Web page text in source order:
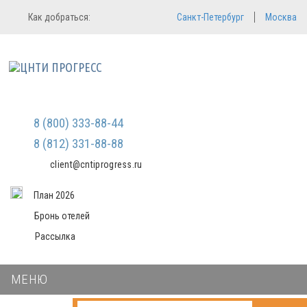
Регистрация
Мы не передаем ваши данные
третьим лицам и не рассылаем
Вход в систему
Как добраться: Санкт-Петербург Москва
8 (800) 333-88-44
8 (812) 331-88-88
client@cntiprogress.ru
План 2026
Бронь отелей
Рассылка
МЕНЮ